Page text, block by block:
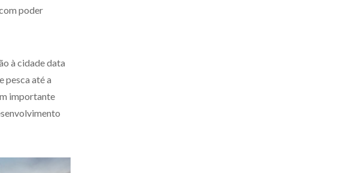
poder
à cidade data
pesca até a
importante